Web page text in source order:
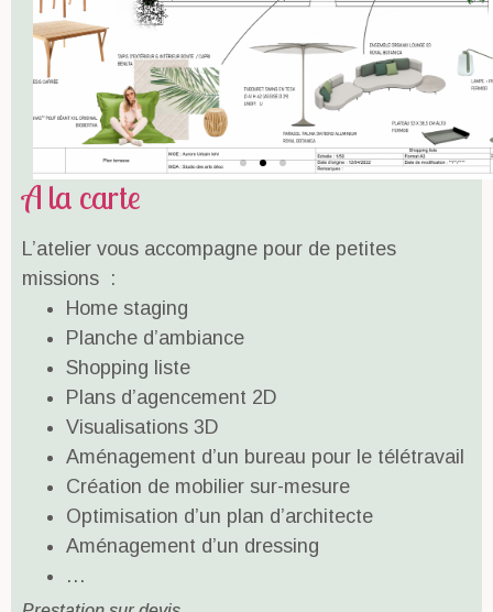
En savoir +
En savoir +
En savoir +
En savoir +
En savoir +
En savoir +
En savoir +
En savoir +
En savoir +
A la carte
L’atelier vous accompagne pour de petites
missions :
Home staging
Planche d’ambiance
Shopping liste
Plans d’agencement 2D
Visualisations 3D
Aménagement d’un bureau pour le télétravail
Création de mobilier sur-mesure
Optimisation d’un plan d’architecte
Aménagement d’un dressing
…